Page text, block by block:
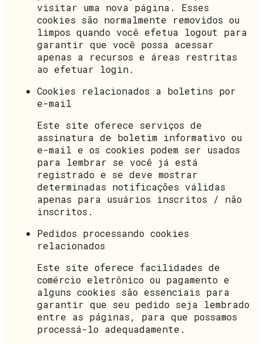
visitar uma nova página. Esses
cookies são normalmente removidos ou
limpos quando você efetua logout para
garantir que você possa acessar
apenas a recursos e áreas restritas
ao efetuar login.
Cookies relacionados a boletins por
e-mail
Este site oferece serviços de
assinatura de boletim informativo ou
e-mail e os cookies podem ser usados
para lembrar se você já está
registrado e se deve mostrar
determinadas notificações válidas
apenas para usuários inscritos / não
inscritos.
Pedidos processando cookies
relacionados
Este site oferece facilidades de
comércio eletrônico ou pagamento e
alguns cookies são essenciais para
garantir que seu pedido seja lembrado
entre as páginas, para que possamos
processá-lo adequadamente.